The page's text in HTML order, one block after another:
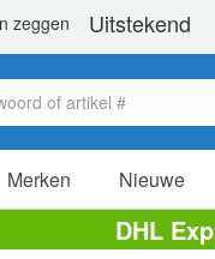
Merken Nieuwe
DHL